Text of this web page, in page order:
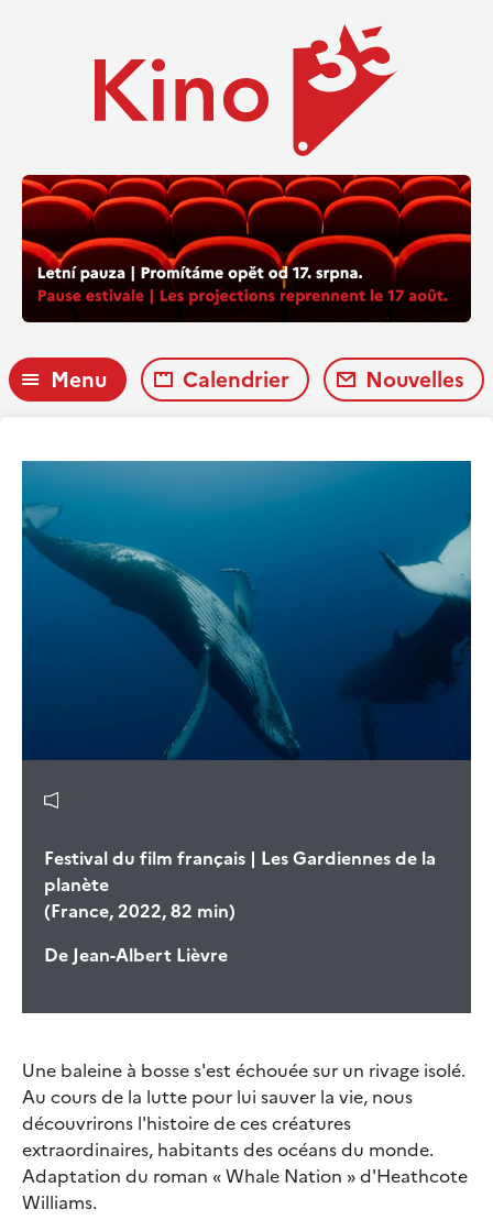
Menu Calendrier Nouvelles
Festival du film français | Les Gardiennes de la
planète
(France, 2022, 82 min)
De Jean-Albert Lièvre
Une baleine à bosse s'est échouée sur un rivage isolé.
Au cours de la lutte pour lui sauver la vie, nous
découvrirons l'histoire de ces créatures
extraordinaires, habitants des océans du monde.
Adaptation du roman « Whale Nation » d'Heathcote
Williams.